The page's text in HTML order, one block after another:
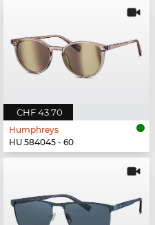
CHF 43.70
Humphreys
HU 584045 - 60